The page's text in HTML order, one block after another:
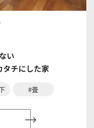
い
タチにした家
#畳